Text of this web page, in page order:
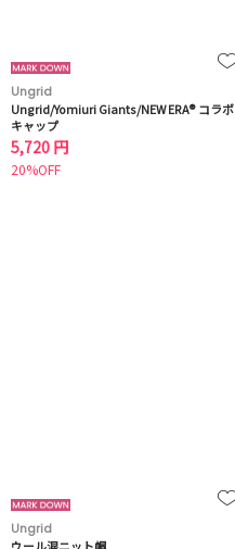
Ungrid
Ungrid/Yomiuri Giants/NEW ERA® コラボ
キャップ
5,720 円
20%OFF
Ungrid